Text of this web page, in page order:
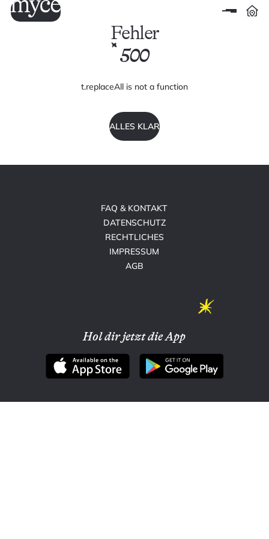
Fehler
500
t.replaceAll is not a function
ALLES KLAR
FAQ & KONTAKT
DATENSCHUTZ
RECHTLICHES
IMPRESSUM
AGB
Hol dir jetzt die App